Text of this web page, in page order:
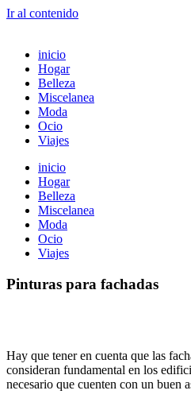
Ir al contenido
inicio
Hogar
Belleza
Miscelanea
Moda
Ocio
Viajes
inicio
Hogar
Belleza
Miscelanea
Moda
Ocio
Viajes
Pinturas para fachadas
Hay que tener en cuenta que las
consideran fundamental en los
necesario que cuenten con un buen